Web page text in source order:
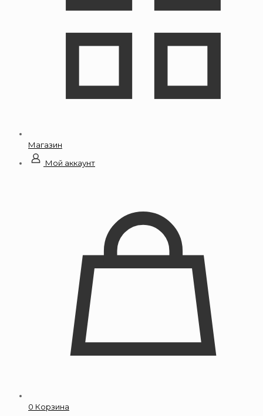
Магазин
Мой аккаунт
0 Корзина